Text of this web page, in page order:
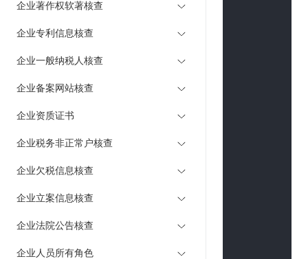
企业著作权软著核查
企业专利信息核查
企业一般纳税人核查
企业备案网站核查
企业资质证书
企业税务非正常户核查
企业欠税信息核查
企业立案信息核查
企业法院公告核查
企业人员所有角色